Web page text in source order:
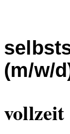
(m/w/
vollzeit